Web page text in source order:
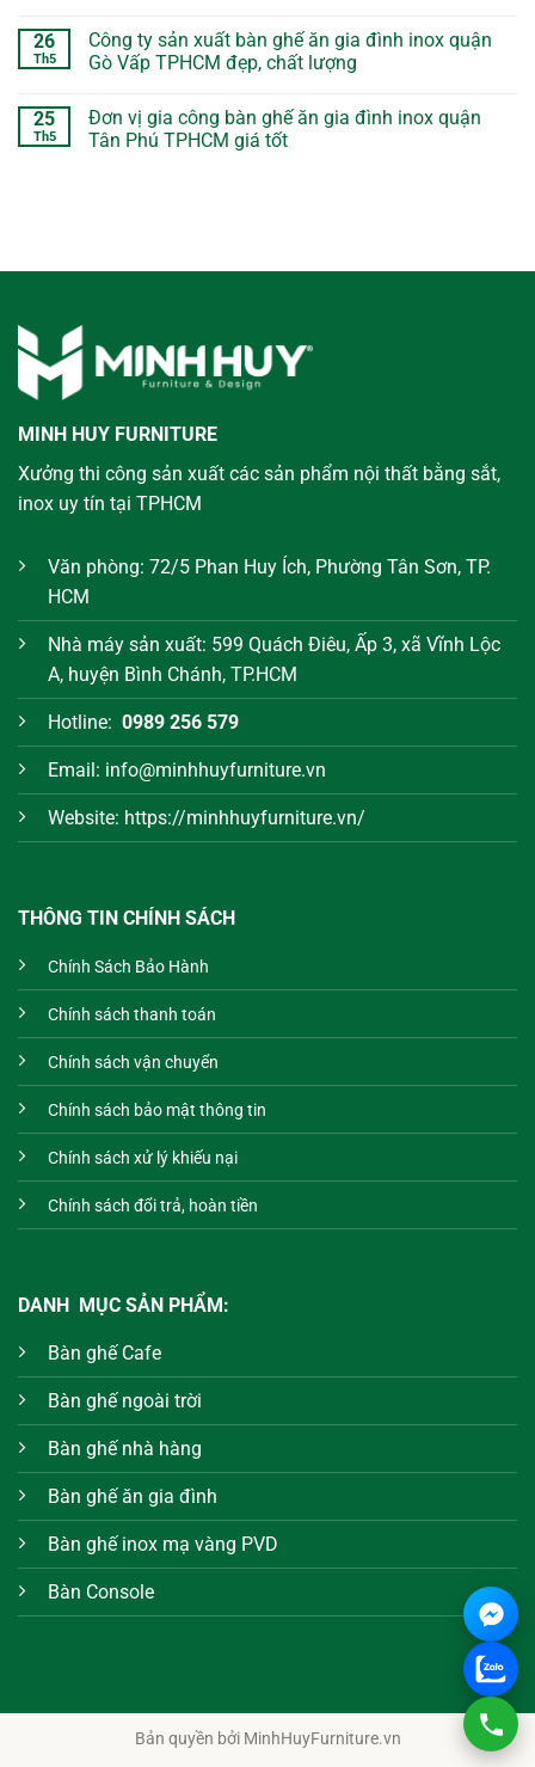
26
Th5
Công ty sản xuất bàn ghế ăn gia đình inox quận
Gò Vấp TPHCM đẹp, chất lượng
25
Th5
Đơn vị gia công bàn ghế ăn gia đình inox quận
Tân Phú TPHCM giá tốt
MINH HUY FURNITURE
Xưởng thi công sản xuất các sản phẩm nội thất bằng sắt,
inox uy tín tại TPHCM
Văn phòng: 72/5 Phan Huy Ích, Phường Tân Sơn, TP.
HCM
Nhà máy sản xuất: 599 Quách Điêu, Ấp 3, xã Vĩnh Lộc
A, huyện Bình Chánh, TP.HCM
Hotline: 0989 256 579
Email: info@minhhuyfurniture.vn
Website: https://minhhuyfurniture.vn/
THÔNG TIN CHÍNH SÁCH
Chính Sách Bảo Hành
Chính sách thanh toán
Chính sách vận chuyển
Chính sách bảo mật thông tin
Chính sách xử lý khiếu nại
Chính sách đổi trả, hoàn tiền
DANH MỤC SẢN PHẨM:
Bàn ghế Cafe
Bàn ghế ngoài trời
Bàn ghế nhà hàng
Bàn ghế ăn gia đình
Bàn ghế inox mạ vàng PVD
Bàn Console
Bản quyền bởi MinhHuyFurniture.vn